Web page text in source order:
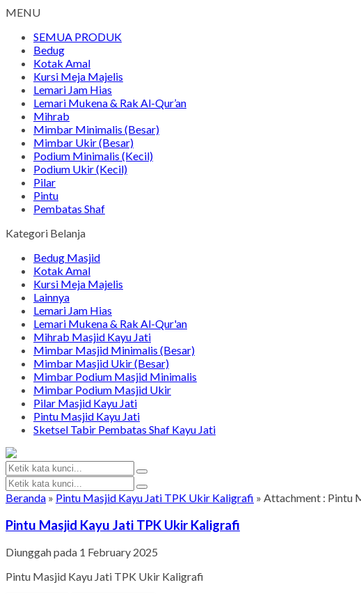
MENU
SEMUA PRODUK
Bedug
Kotak Amal
Kursi Meja Majelis
Lemari Jam Hias
Lemari Mukena & Rak Al-Qur’an
Mihrab
Mimbar Minimalis (Besar)
Mimbar Ukir (Besar)
Podium Minimalis (Kecil)
Podium Ukir (Kecil)
Pilar
Pintu
Pembatas Shaf
Kategori Belanja
Bedug Masjid
Kotak Amal
Kursi Meja Majelis
Lainnya
Lemari Jam Hias
Lemari Mukena & Rak Al-Qur'an
Mihrab Masjid Kayu Jati
Mimbar Masjid Minimalis (Besar)
Mimbar Masjid Ukir (Besar)
Mimbar Podium Masjid Minimalis
Mimbar Podium Masjid Ukir
Pilar Masjid Kayu Jati
Pintu Masjid Kayu Jati
Sketsel Tabir Pembatas Shaf Kayu Jati
Beranda » Pintu Masjid Kayu Jati TPK Ukir Kaligrafi » Attachment : Pintu
Pintu Masjid Kayu Jati TPK Ukir Kaligrafi
Diunggah pada 1 February 2025
Pintu Masjid Kayu Jati TPK Ukir Kaligrafi